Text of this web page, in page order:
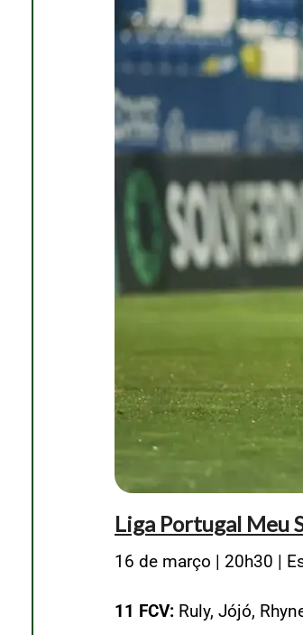
Liga Portugal Meu
16 de março | 20h30 |
11 FCV: Ruly, Jójó,